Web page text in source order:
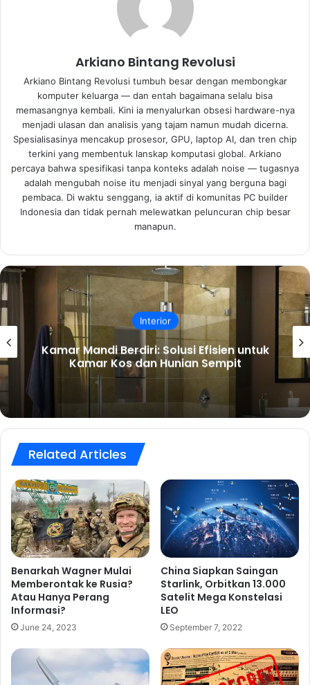
Arkiano Bintang Revolusi
Arkiano Bintang Revolusi tumbuh besar dengan membongkar
komputer keluarga — dan entah bagaimana selalu bisa
memasangnya kembali. Kini ia menyalurkan obsesi hardware-nya
menjadi ulasan dan analisis yang tajam namun mudah dicerna.
Spesialisasinya mencakup prosesor, GPU, laptop AI, dan tren chip
terkini yang membentuk lanskap komputasi global. Arkiano
percaya bahwa spesifikasi tanpa konteks adalah noise — tugasnya
adalah mengubah noise itu menjadi sinyal yang berguna bagi
pembaca. Di waktu senggang, ia aktif di komunitas PC builder
Indonesia dan tidak pernah melewatkan peluncuran chip besar
manapun.
Interior
Kamar Mandi Berdiri: Solusi Efisien untuk
Kamar Kos dan Hunian Sempit
Related Articles
Benarkah Wagner Mulai
Memberontak ke Rusia?
Atau Hanya Perang
Informasi?
June 24, 2023
China Siapkan Saingan
Starlink, Orbitkan 13.000
Satelit Mega Konstelasi
LEO
September 7, 2022